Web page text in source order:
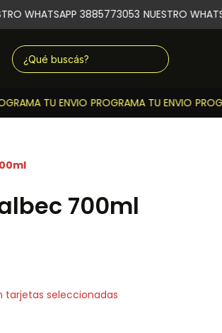
TU ENVIO PROGRAMA TU ENVIO
WHATSAPP 3885773053 NUESTRO
700ml
tarjetas seleccionadas